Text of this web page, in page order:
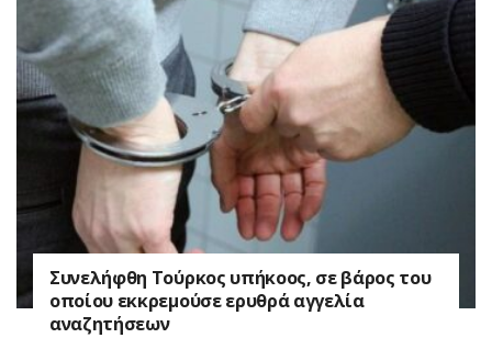
Συνελήφθη Τούρκος υπήκοος, σε βάρος του
οποίου εκκρεμούσε ερυθρά αγγελία
αναζητήσεων